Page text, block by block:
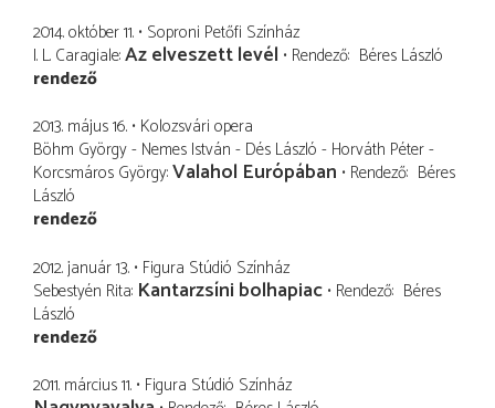
2014. október 11. Soproni Petőfi Színház
I. L. Caragiale Az elveszett levél Rendező Béres László
rendező
2013. május 16. Kolozsvári opera
Böhm György - Nemes István - Dés László - Horváth Péter -
Korcsmáros György Valahol Európában Rendező Béres
László
rendező
2012. január 13. Figura Stúdió Színház
Sebestyén Rita Kantarzsíni bolhapiac Rendező Béres
László
rendező
2011. március 11. Figura Stúdió Színház